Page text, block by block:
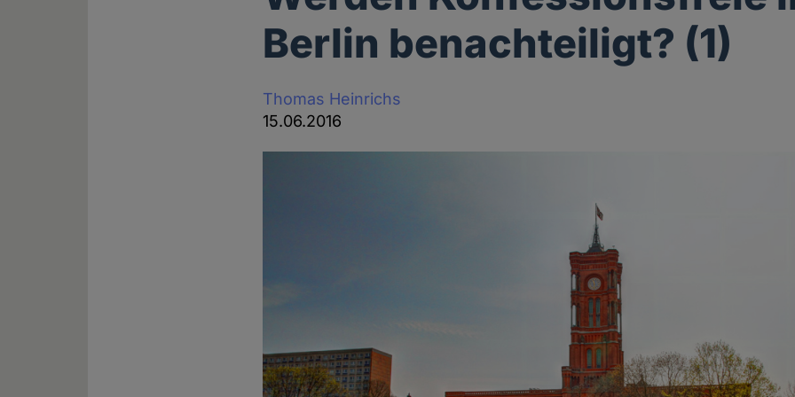
Berlin benachteiligt? (1)
Thomas Heinrichs
15.06.2016